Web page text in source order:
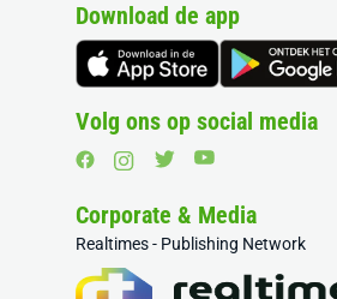
Download de app
Volg ons op social media
Corporate & Media
Realtimes - Publishing Network